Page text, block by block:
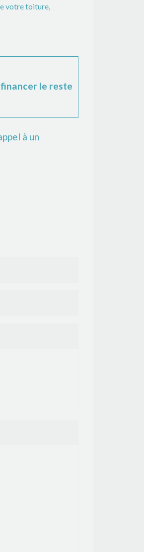
votre toiture,
financer le reste
à un